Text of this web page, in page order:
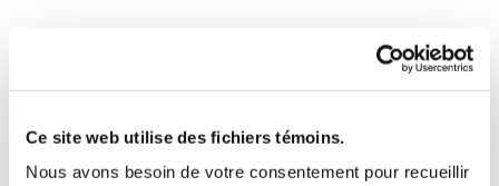
Ce site web utilise des fichiers témoins.
Nous avons besoin de votre consentement pour recueillir